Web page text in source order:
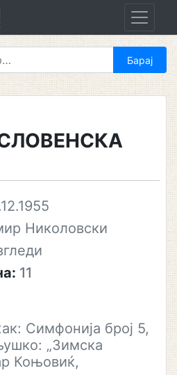
Николовски
11
Симфонија број 5,
„Зимска
Коњовиќ,